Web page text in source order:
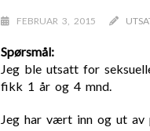
FEBRUAR 3, 2015
Spørsmål:
Jeg ble utsatt for
fikk 1 år og 4 mnd.
Jeg har vært inn og ut av